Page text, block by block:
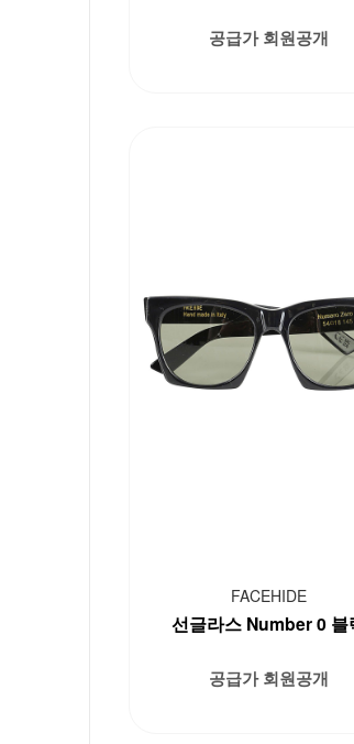
공급가 회원공개
FACEHIDE
선글라스 Number 0 블
공급가 회원공개